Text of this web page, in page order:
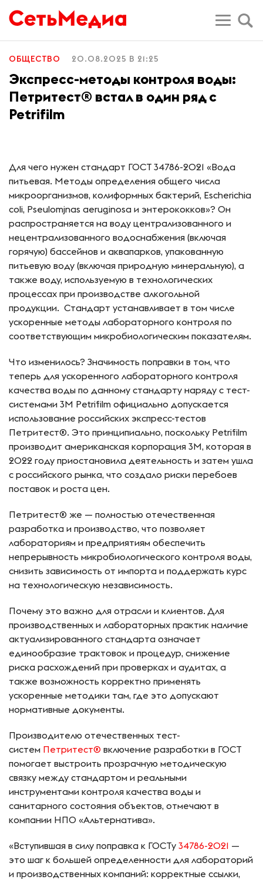
ОБЩЕСТВО 20.08.2025 В 21:25
Экспресс-методы контроля воды:
Петритест® встал в один ряд с
Petrifilm
Для чего нужен стандарт ГОСТ 34786-2021 «Вода
питьевая. Методы определения общего числа
микроорганизмов, колиформных бактерий, Escherichia
coli, Pseulomjnas aeruginosa и энтерококков»? Он
распространяется на воду централизованного и
нецентрализованного водоснабжения (включая
горячую) бассейнов и аквапарков, упакованную
питьевую воду (включая природную минеральную), а
также воду, используемую в технологических
процессах при производстве алкогольной
продукции. Стандарт устанавливает в том числе
ускоренные методы лабораторного контроля по
соответствующим микробиологическим показателям.
Что изменилось? Значимость поправки в том, что
теперь для ускоренного лабораторного контроля
качества воды по данному стандарту наряду с тест-
системами 3M Petrifilm официально допускается
использование российских экспресс-тестов
Петритест®. Это принципиально, поскольку Petrifilm
производит американская корпорация 3M, которая в
2022 году приостановила деятельность и затем ушла
с российского рынка, что создало риски перебоев
поставок и роста цен.
Петритест® же — полностью отечественная
разработка и производство, что позволяет
лабораториям и предприятиям обеспечить
непрерывность микробиологического контроля воды,
снизить зависимость от импорта и поддержать курс
на технологическую независимость.
Почему это важно для отрасли и клиентов. Для
производственных и лабораторных практик наличие
актуализированного стандарта означает
единообразие трактовок и процедур, снижение
риска расхождений при проверках и аудитах, а
также возможность корректно применять
ускоренные методики там, где это допускают
нормативные документы.
Производителю отечественных тест-
систем Петритест® включение разработки в ГОСТ
помогает выстроить прозрачную методическую
связку между стандартом и реальными
инструментами контроля качества воды и
санитарного состояния объектов, отмечают в
компании НПО «Альтернатива».
«Вступившая в силу поправка к ГОСТу 34786-2021 —
это шаг к большей определенности для лабораторий
и производственных компаний: корректные ссылки,